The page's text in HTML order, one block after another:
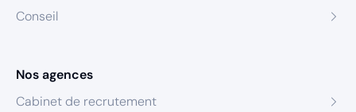
Conseil
Nos agences
Cabinet de recrutement